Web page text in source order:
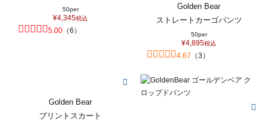
50per
¥4,345税込
5.00 （6 ）
Golden Bear
ストレートカーゴパンツ
50per
¥4,895税込
4.67 （3 ）
Golden Bear
プリントスカート